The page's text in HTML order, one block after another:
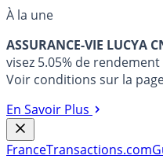
À la une
ASSURANCE-VIE LUCYA
visez 5.05% de
Voir conditions sur la
En Savoir Plus
FranceTransactions.com